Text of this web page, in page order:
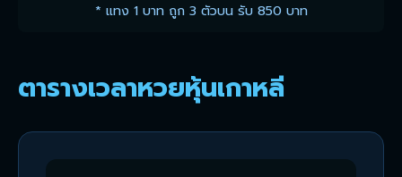
* แทง 1 บาท ถูก 3 ตัวบน รับ 850 บาท
ตารางเวลาหวยหุ้นเกาหลี